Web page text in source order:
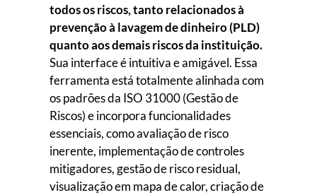
todos os riscos, tanto relacionados à
prevenção à lavagem de dinheiro (PLD)
quanto aos demais riscos da instituição.
Sua interface é intuitiva e amigável. Essa
ferramenta está totalmente alinhada com
os padrões da ISO 31000 (Gestão de
Riscos) e incorpora funcionalidades
essenciais, como avaliação de risco
inerente, implementação de controles
mitigadores, gestão de risco residual,
visualização em mapa de calor, criação de